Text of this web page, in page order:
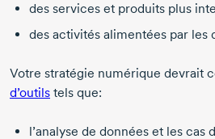
des services et produits plus
des activités alimentées par les
Votre stratégie numérique devrait
d’outils tels que:
l’analyse de données et les cas